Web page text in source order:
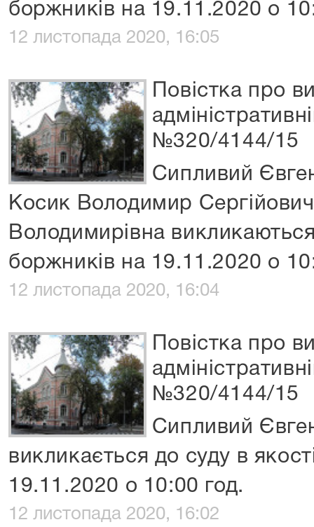
боржників на 19.11.2020 о
12 листопада 2020, 16:05
Повістка про
№320/4144/15
Сипливий
Косик Володимир
Володимирівна
боржників на 19.11.2020 о
12 листопада 2020, 16:04
Повістка про
№320/4144/15
Сипливий
викликається до суду в
19.11.2020 о 10:00 год.
12 листопада 2020, 16:02